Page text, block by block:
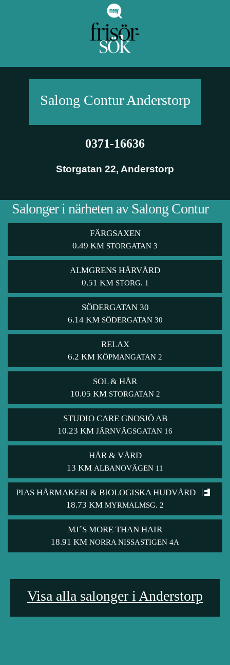
Salong ConturAnderstorp
0371-16636
Storgatan 22, Anderstorp
Salonger i närheten av Salong Contur
FÄRGSAXEN
0.49 KM STORGATAN 3
ALMGRENS HÅRVÅRD
0.51 KM STORG. 1
SÖDERGATAN 30
6.14 KM SÖDERGATAN 30
RELAX
6.2 KM KÖPMANGATAN 2
SOL & HÅR
10.05 KM STORGATAN 2
STUDIO CARE GNOSJÖ AB
10.23 KM JÄRNVÄGSGATAN 16
HÅR & VÅRD
13 KM ALBANOVÄGEN 11
PIAS HÅRMAKERI & BIOLOGISKA HUDVÅRD
18.73 KM MYRMALMSG. 2
MJ´S MORE THAN HAIR
18.91 KM NORRA NISSASTIGEN 4A
Visa alla salonger i Anderstorp